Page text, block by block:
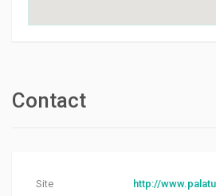
Contact
Site http://